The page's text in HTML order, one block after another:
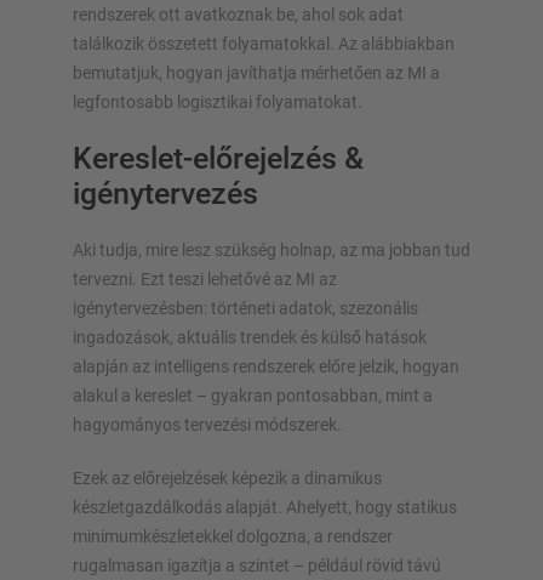
rendszerek ott avatkoznak be, ahol sok adat
találkozik összetett folyamatokkal. Az alábbiakban
bemutatjuk, hogyan javíthatja mérhetően az MI a
legfontosabb logisztikai folyamatokat.
Kereslet-előrejelzés &
igénytervezés
Aki tudja, mire lesz szükség holnap, az ma jobban tud
tervezni. Ezt teszi lehetővé az MI az
igénytervezésben: történeti adatok, szezonális
ingadozások, aktuális trendek és külső hatások
alapján az intelligens rendszerek előre jelzik, hogyan
alakul a kereslet – gyakran pontosabban, mint a
hagyományos tervezési módszerek.
Ezek az előrejelzések képezik a dinamikus
készletgazdálkodás alapját. Ahelyett, hogy statikus
minimumkészletekkel dolgozna, a rendszer
rugalmasan igazítja a szintet – például rövid távú